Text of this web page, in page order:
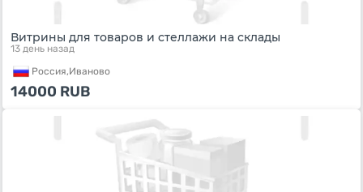
Витрины для товаров и стеллажи на склады
13 день назад
Россия,Иваново
14000 RUB